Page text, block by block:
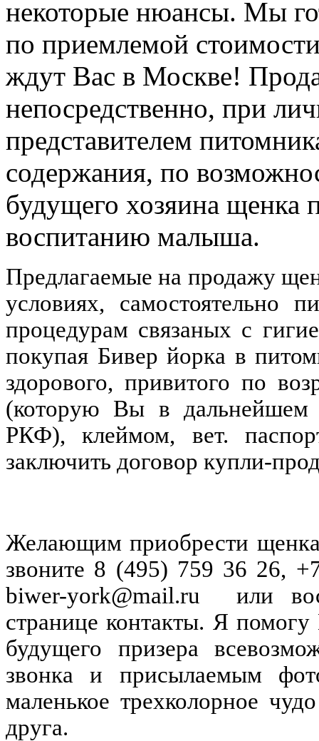
некоторые нюансы. Мы
по приемлемой
ждут Вас в Москве!
непосредственно, при
представителем
содержания, по
будущего хозяина щенка
воспитанию малыша.
Предлагаемые на продажу
условиях, самостоятельно
процедурам связаных с
покупая Бивер йорка в
здорового, привитого по
(которую Вы в дальнейшем
РКФ), клеймом, вет.
заключить договор купли-
Желающим приобрести щенка
звоните 8 (495) 759 36 26,
biwer-york@mаil.ru
или
странице контакты. Я помогу
будущего призера
звонка и присылаемым
маленькое трехколорное
друга.